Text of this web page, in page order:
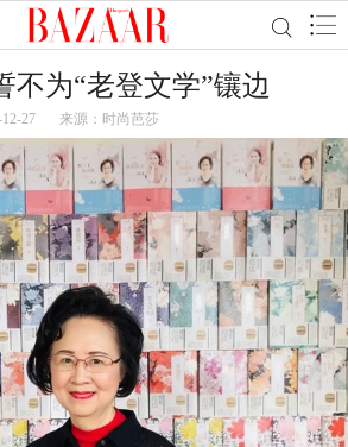
不为“老登文学”镶边
27 来源：时尚芭莎